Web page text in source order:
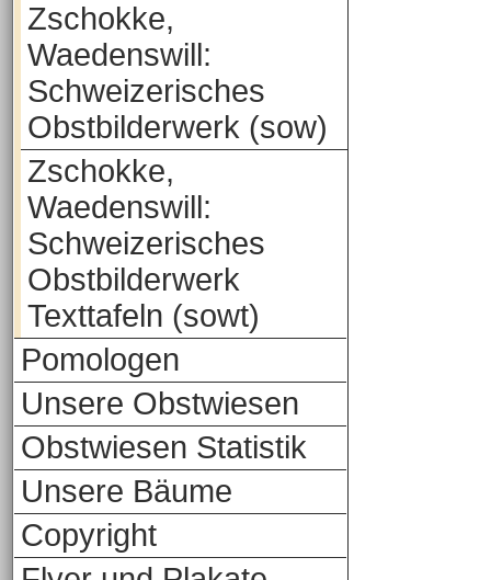
Zschokke,
Waedenswill:
Schweizerisches
Obstbilderwerk (sow)
Zschokke,
Waedenswill:
Schweizerisches
Obstbilderwerk
Texttafeln (sowt)
Pomologen
Unsere Obstwiesen
Obstwiesen Statistik
Unsere Bäume
Copyright